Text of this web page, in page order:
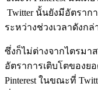
Twitter นั้นยังมีอัตราก
ระหว่างช่วงเวลาดังกล่
ซึ่งก็ไม่ต่างจากไตรมา
อัตราการเติบโตของยอ
Pinterest ในขณะที่